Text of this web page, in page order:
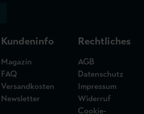
Kundeninfo
Magazin
FAQ
Versandkosten
Newsletter
Rechtliches
AGB
Datenschutz
Impressum
Widerruf
Cookie-